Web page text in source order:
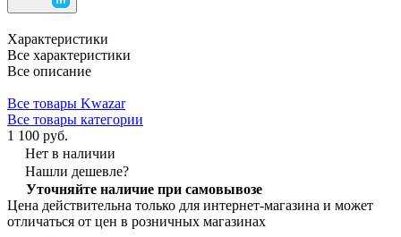
Характеристики
Все характеристики
Все описание
Все товары Kwazar
Все товары категории
1 100 руб.
Нет в наличии
Нашли дешевле?
Уточняйте наличие при самовывозе
Цена действительна только для интернет-магазина и может
отличаться от цен в розничных магазинах